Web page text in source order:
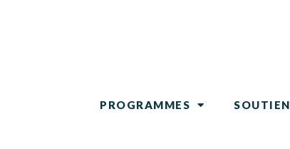
PROGRAMMES SOUTIEN